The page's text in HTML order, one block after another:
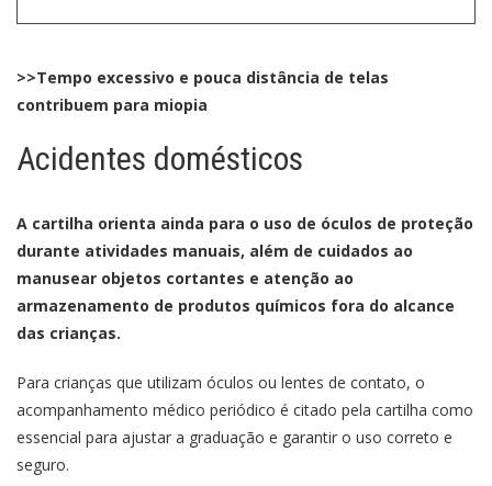
>>Tempo excessivo e pouca distância de telas
contribuem para miopia
Acidentes domésticos
A cartilha orienta ainda para o uso de óculos de proteção
durante atividades manuais, além de cuidados ao
manusear objetos cortantes e atenção ao
armazenamento de produtos químicos fora do alcance
das crianças.
Para crianças que utilizam óculos ou lentes de contato, o
acompanhamento médico periódico é citado pela cartilha como
essencial para ajustar a graduação e garantir o uso correto e
seguro.